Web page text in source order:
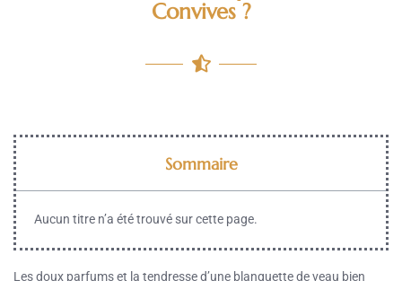
Convives ?
Sommaire
Aucun titre n’a été trouvé sur cette page.
Les doux parfums et la tendresse d’une blanquette de veau bien